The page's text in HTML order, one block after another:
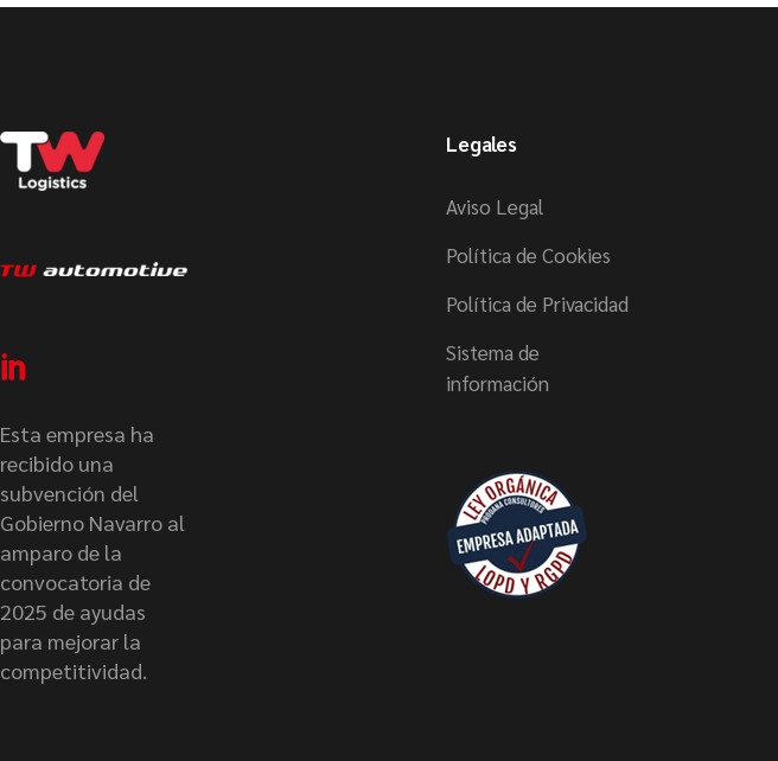
Esta empresa ha
recibido una
subvención del
Gobierno Navarro al
amparo de la
convocatoria de
2025 de ayudas
para mejorar la
competitividad.
Legales
Aviso Legal
Política de Cookies
Política de Privacidad
Sistema de
información